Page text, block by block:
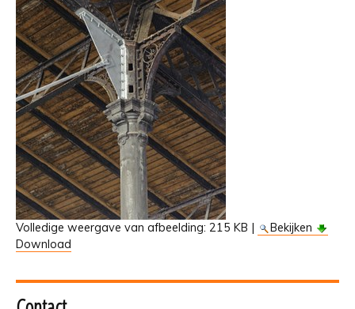
Volledige weergave van afbeelding: 215 KB |
Bekijken
Download